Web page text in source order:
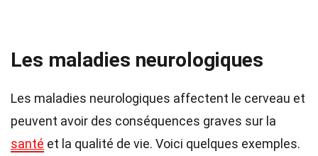
Les maladies neurologiques
Les maladies neurologiques affectent le cerveau et
peuvent avoir des conséquences graves sur la
santé et la qualité de vie. Voici quelques exemples.